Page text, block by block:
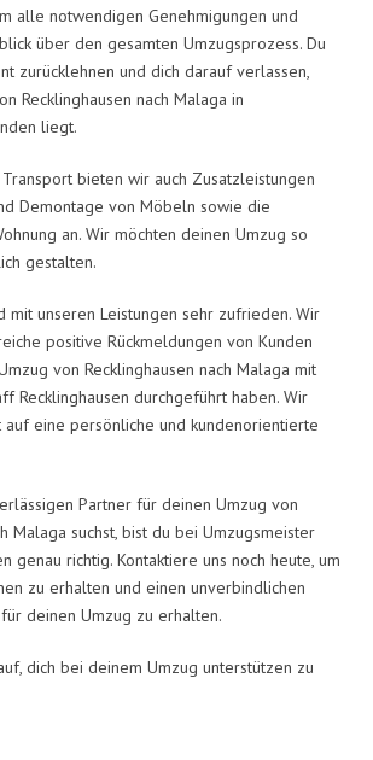
alle notwendigen Genehmigungen und
über den gesamten Umzugsprozess. Du
zurücklehnen und dich darauf verlassen,
Recklinghausen nach Malaga in
liegt.
bieten wir auch Zusatzleistungen
Demontage von Möbeln sowie die
an. Wir möchten deinen Umzug so
gestalten.
mit unseren Leistungen sehr zufrieden. Wir
positive Rückmeldungen von Kunden
von Recklinghausen nach Malaga mit
Recklinghausen durchgeführt haben. Wir
eine persönliche und kundenorientierte
Partner für deinen Umzug von
Malaga suchst, bist du bei Umzugsmeister
genau richtig. Kontaktiere uns noch heute, um
zu erhalten und einen unverbindlichen
deinen Umzug zu erhalten.
dich bei deinem Umzug unterstützen zu